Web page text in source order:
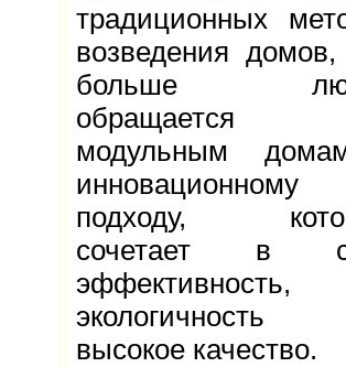
традиционных
возведения
больше
модульным
инновационному
подходу,
сочетает в
эффективность,
высокое качество.